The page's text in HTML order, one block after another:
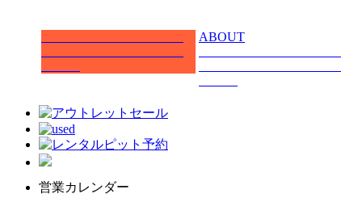
ABOUT
営業カレンダー